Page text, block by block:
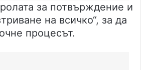
за потвърждение и
на всичко“, за да
процесът.